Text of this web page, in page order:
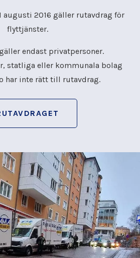
augusti 2016 gäller rutavdrag för
flyttjänster.
endast privatpersoner.
statliga eller kommunala bolag
har inte rätt till rutavdrag.